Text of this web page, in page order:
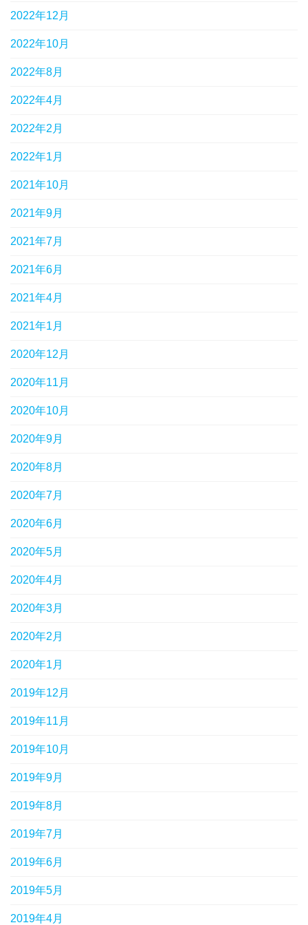
2022年12月
2022年10月
2022年8月
2022年4月
2022年2月
2022年1月
2021年10月
2021年9月
2021年7月
2021年6月
2021年4月
2021年1月
2020年12月
2020年11月
2020年10月
2020年9月
2020年8月
2020年7月
2020年6月
2020年5月
2020年4月
2020年3月
2020年2月
2020年1月
2019年12月
2019年11月
2019年10月
2019年9月
2019年8月
2019年7月
2019年6月
2019年5月
2019年4月